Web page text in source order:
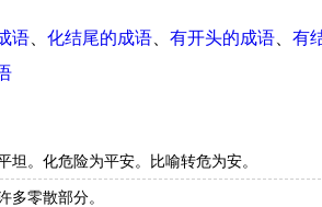
语 化结尾的成语 有开头的成语 有
坦。化危险为平安。比喻转危为安。
多零散部分。